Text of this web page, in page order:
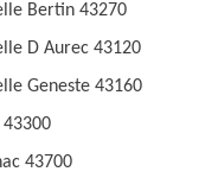
Bertin 43270
D Aurec 43120
Geneste 43160
43700